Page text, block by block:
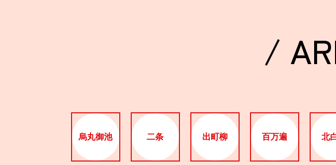
/
烏丸御池 二条 出町柳 百万遍 北